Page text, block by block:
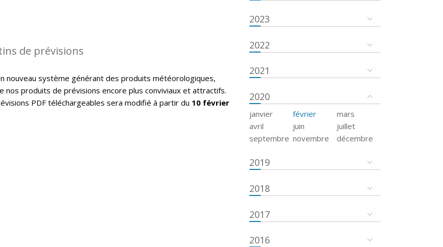
de prévisions
nouveau système générant des produits météorologiques,
nos produits de prévisions encore plus conviviaux et attractifs.
PDF téléchargeables sera modifié à partir du 10 février
2023
2022
2021
2020
janvier février
mars
avril
juin
juillet
septembre novembre décembre
2019
2018
2017
2016